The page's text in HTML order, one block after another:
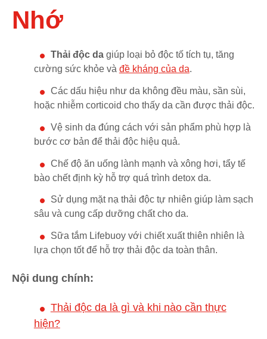
Nhớ
Thải độc dagiúp loại bỏ độc tố tích tụ, tăng
cường sức khỏe và đề kháng của da.
Các dấu hiệu như da không đều màu, sần sùi,
hoặc nhiễm corticoid cho thấy da cần được thải độc.
Vệ sinh da đúng cách với sản phẩm phù hợp là
bước cơ bản để thải độc hiệu quả.
Chế độ ăn uống lành mạnh và xông hơi, tẩy tế
bào chết định kỳ hỗ trợ quá trình detox da.
Sử dụng mặt nạ thải độc tự nhiên giúp làm sạch
sâu và cung cấp dưỡng chất cho da.
Sữa tắm Lifebuoy với chiết xuất thiên nhiên là
lựa chọn tốt để hỗ trợ thải độc da toàn thân.
Nội dung chính:
Thải độc da là gì và khi nào cần thực
hiện?